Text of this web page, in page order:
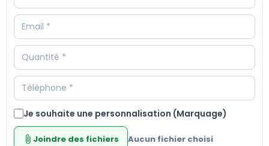
Je souhaite une personnalisation (Marquage)
attach_file Joindre des fichiers Aucun fichier choisi